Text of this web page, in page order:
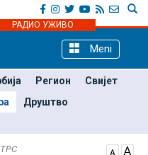
РАДИО УЖИВО
Meni
Регион
Свијет
Друштво